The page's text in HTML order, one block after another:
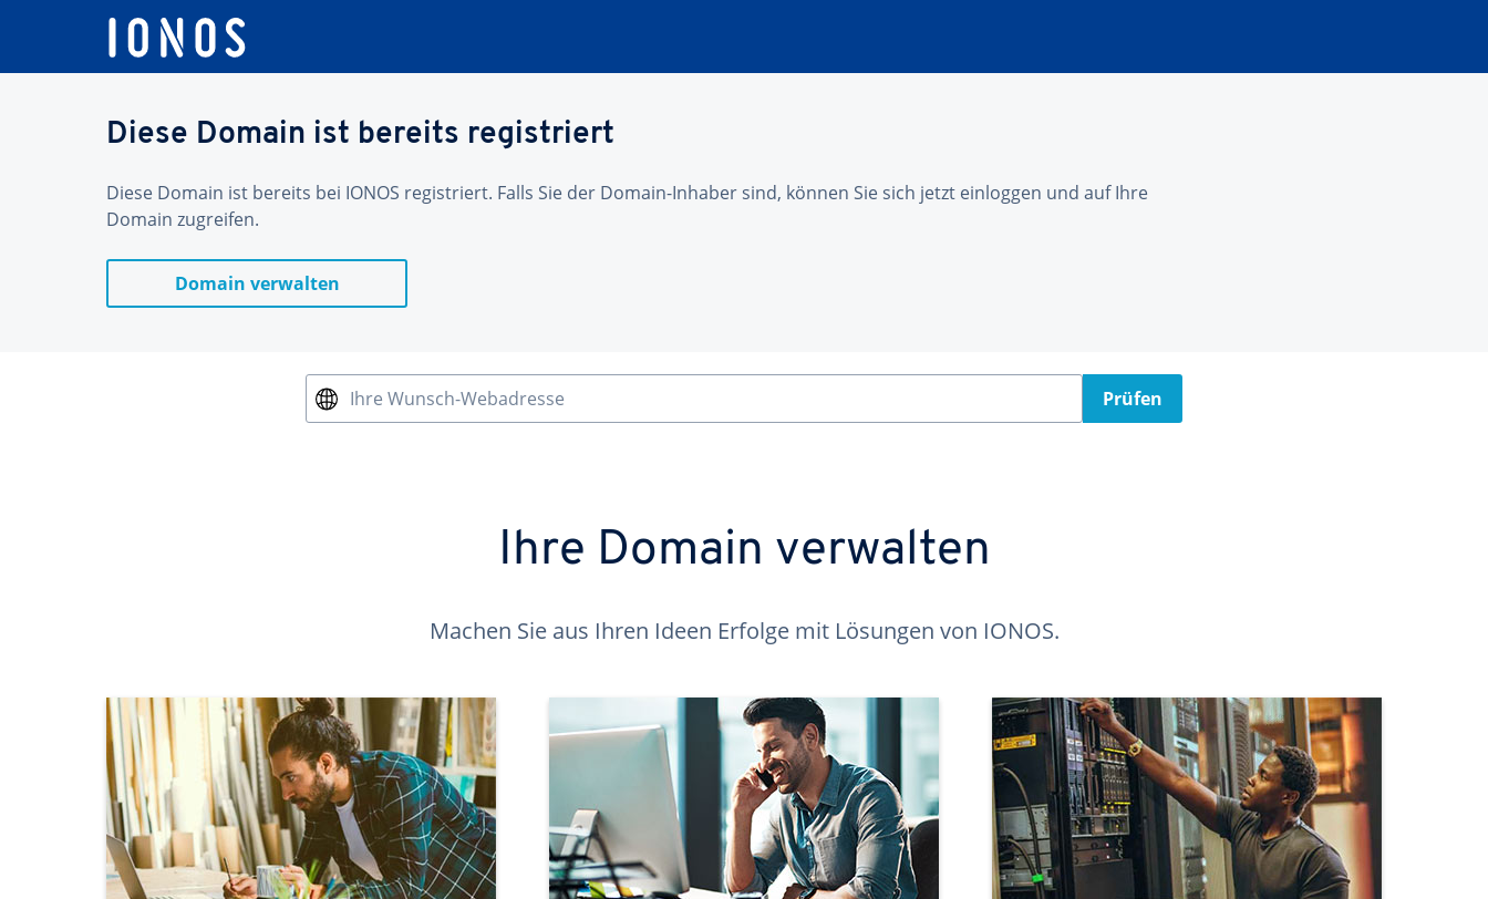
Diese Domain ist bereits registriert
Diese Domain ist bereits bei IONOS registriert. Falls Sie der Domain-Inhaber sind, können Sie sich jetzt einloggen und auf Ihre
Domain zugreifen.
Domain verwalten
Ihre Wunsch-Webadresse Prüfen
Ihre Domain verwalten
Machen Sie aus Ihren Ideen Erfolge mit Lösungen von IONOS.